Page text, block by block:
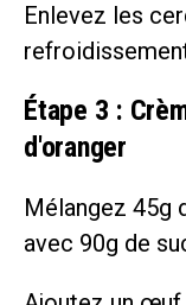
Enlevez les
Étape 3 :
d'oranger
Mélangez 45g
avec 90g de